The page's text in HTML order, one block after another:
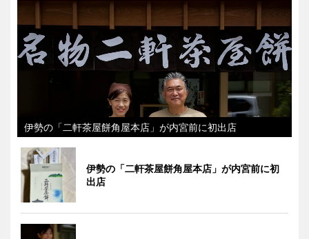
伊勢の「二軒茶屋餅角屋本店」が内宮前に初出店
伊勢の「二軒茶屋餅角屋本店」が内宮前に初
出店